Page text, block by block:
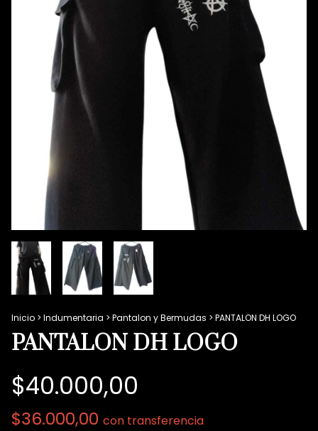
Inicio > Indumentaria > Pantalon y Bermudas > PANTALON DH LOGO
PANTALON DH LOGO
$40.000,00
$36.000,00 con transferencia